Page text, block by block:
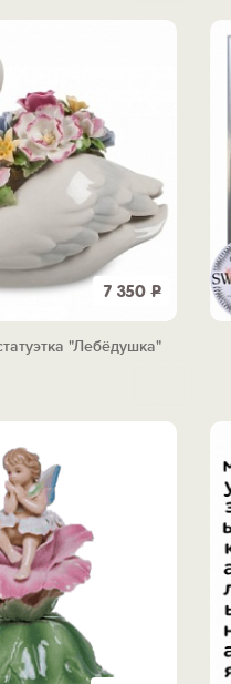
7 350Р
"Лебёдушка"